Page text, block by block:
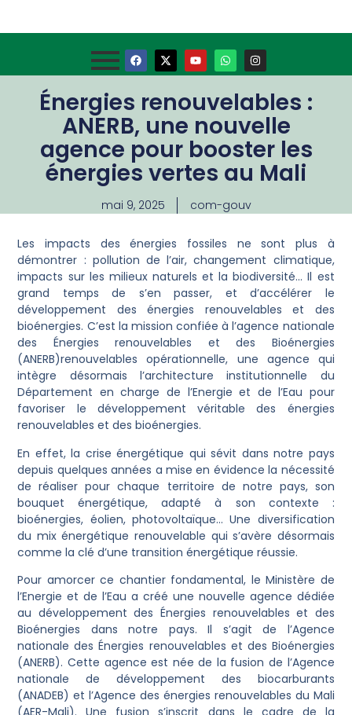
Énergies renouvelables :
ANERB, une nouvelle
agence pour booster les
énergies vertes au Mali
mai 9, 2025 com-gouv
Les impacts des énergies fossiles ne sont plus à
démontrer : pollution de l’air, changement climatique,
impacts sur les milieux naturels et la biodiversité… Il est
grand temps de s’en passer, et d’accélérer le
développement des énergies renouvelables et des
bioénergies. C’est la mission confiée à l’agence nationale
des Énergies renouvelables et des Bioénergies
(ANERB)renouvelables opérationnelle, une agence qui
intègre désormais l’architecture institutionnelle du
Département en charge de l’Energie et de l’Eau pour
favoriser le développement véritable des énergies
renouvelables et des bioénergies.
En effet, la crise énergétique qui sévit dans notre pays
depuis quelques années a mise en évidence la nécessité
de réaliser pour chaque territoire de notre pays, son
bouquet énergétique, adapté à son contexte :
bioénergies, éolien, photovoltaïque… Une diversification
du mix énergétique renouvelable qui s’avère désormais
comme la clé d’une transition énergétique réussie.
Pour amorcer ce chantier fondamental, le Ministère de
l’Energie et de l’Eau a créé une nouvelle agence dédiée
au développement des Énergies renouvelables et des
Bioénergies dans notre pays. Il s’agit de l’Agence
nationale des Énergies renouvelables et des Bioénergies
(ANERB). Cette agence est née de la fusion de l’Agence
nationale de développement des biocarburants
(ANADEB) et l’Agence des énergies renouvelables du Mali